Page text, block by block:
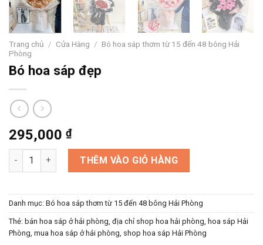
Trang chủ / Cửa Hàng / Bó hoa sáp thơm từ 15 đến 48 bông Hải
Phòng
Bó hoa sáp đẹp
295,000 ₫
Bó hoa sáp đẹp số lượngTHÊM VÀO GIỎ HÀNG
Danh mục: Bó hoa sáp thơm từ 15 đến 48 bông Hải Phòng
Thẻ: bán hoa sáp ở hải phòng địa chỉ shop hoa hải phòng hoa sáp Hải
Phòng mua hoa sáp ở hải phòng shop hoa sáp Hải Phòng